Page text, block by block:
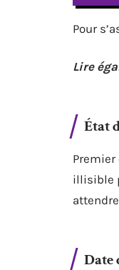
Pour
Lire
État
Premier
illisible
Date